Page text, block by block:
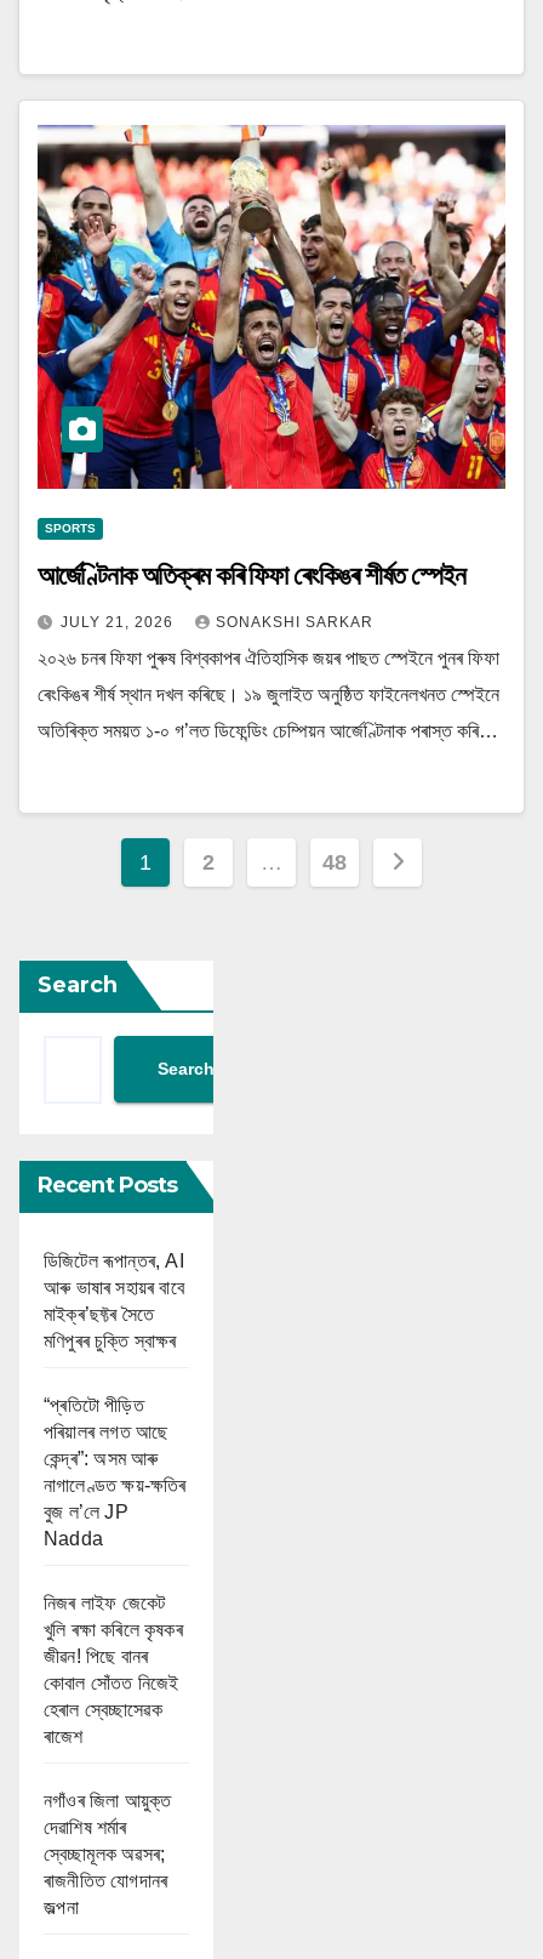
SPORTS
আৰ্জেণ্টিনাক অতিক্ৰম কৰি ফিফা ৰেংকিঙৰ শীৰ্ষত স্পেইন
JULY 21, 2026 SONAKSHI SARKAR
২০২৬ চনৰ ফিফা পুৰুষ বিশ্বকাপৰ ঐতিহাসিক জয়ৰ পাছত স্পেইনে পুনৰ ফিফা
ৰেংকিঙৰ শীৰ্ষ স্থান দখল কৰিছে। ১৯ জুলাইত অনুষ্ঠিত ফাইনেলখনত স্পেইনে
অতিৰিক্ত সময়ত ১-০ গ’লত ডিফেন্ডিং চেম্পিয়ন আৰ্জেণ্টিনাক পৰাস্ত কৰি…
Posts
1 2 … 48
Search
Search
Recent Posts
ডিজিটেল ৰূপান্তৰ, AI
আৰু ভাষাৰ সহায়ৰ বাবে
মাইক্ৰ’ছফ্টৰ সৈতে
মণিপুৰৰ চুক্তি স্বাক্ষৰ
“প্ৰতিটো পীড়িত
পৰিয়ালৰ লগত আছে
কেন্দ্ৰ”: অসম আৰু
নাগালেণ্ডত ক্ষয়-ক্ষতিৰ
বুজ ল’লে JP
Nadda
নিজৰ লাইফ জেকেট
খুলি ৰক্ষা কৰিলে কৃষকৰ
জীৱন! পিছে বানৰ
কোবাল সোঁতত নিজেই
হেৰাল স্বেচ্ছাসেৱক
ৰাজেশ
নগাঁওৰ জিলা আয়ুক্ত
দেৱাশিষ শৰ্মাৰ
স্বেচ্ছামূলক অৱসৰ;
ৰাজনীতিত যোগদানৰ
জল্পনা